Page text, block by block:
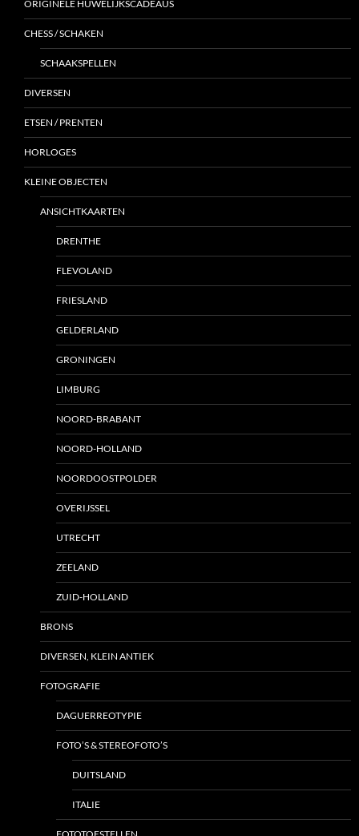
ORIGINELE HUWELIJKSCADEAUS
CHESS / SCHAKEN
SCHAAKSPELLEN
DIVERSEN
ETSEN / PRENTEN
HORLOGES
KLEINE OBJECTEN
ANSICHTKAARTEN
DRENTHE
FLEVOLAND
FRIESLAND
GELDERLAND
GRONINGEN
LIMBURG
NOORD-BRABANT
NOORD-HOLLAND
NOORDOOSTPOLDER
OVERIJSSEL
UTRECHT
ZEELAND
ZUID-HOLLAND
BRONS
DIVERSEN, KLEIN ANTIEK
FOTOGRAFIE
DAGUERREOTYPIE
FOTO’S & STEREOFOTO’S
DUITSLAND
ITALIE